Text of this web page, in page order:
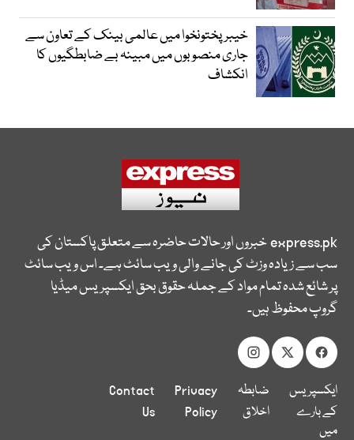
خیبرپختونخوا میں عالمی بینک کے تعاون سے
جاری منصوبوں میں مبینہ بے ضابطگیوں کا
انکشاف
express.pkخبروں اور حالات حاضرہ سے متعلق پاکستان کی
سب سے زیادہ وزٹ کی جانے والی ویب سائٹ ہے۔ اس ویب سائٹ
پر شائع شدہ تمام مواد کے جملہ حقوق بحق ایکسپریس میڈیا
گروپ محفوظ ہیں۔
ایکسپریس
کے بارے
میں
ضابطہ
اخلاق
Privacy
Policy
Contact
Us